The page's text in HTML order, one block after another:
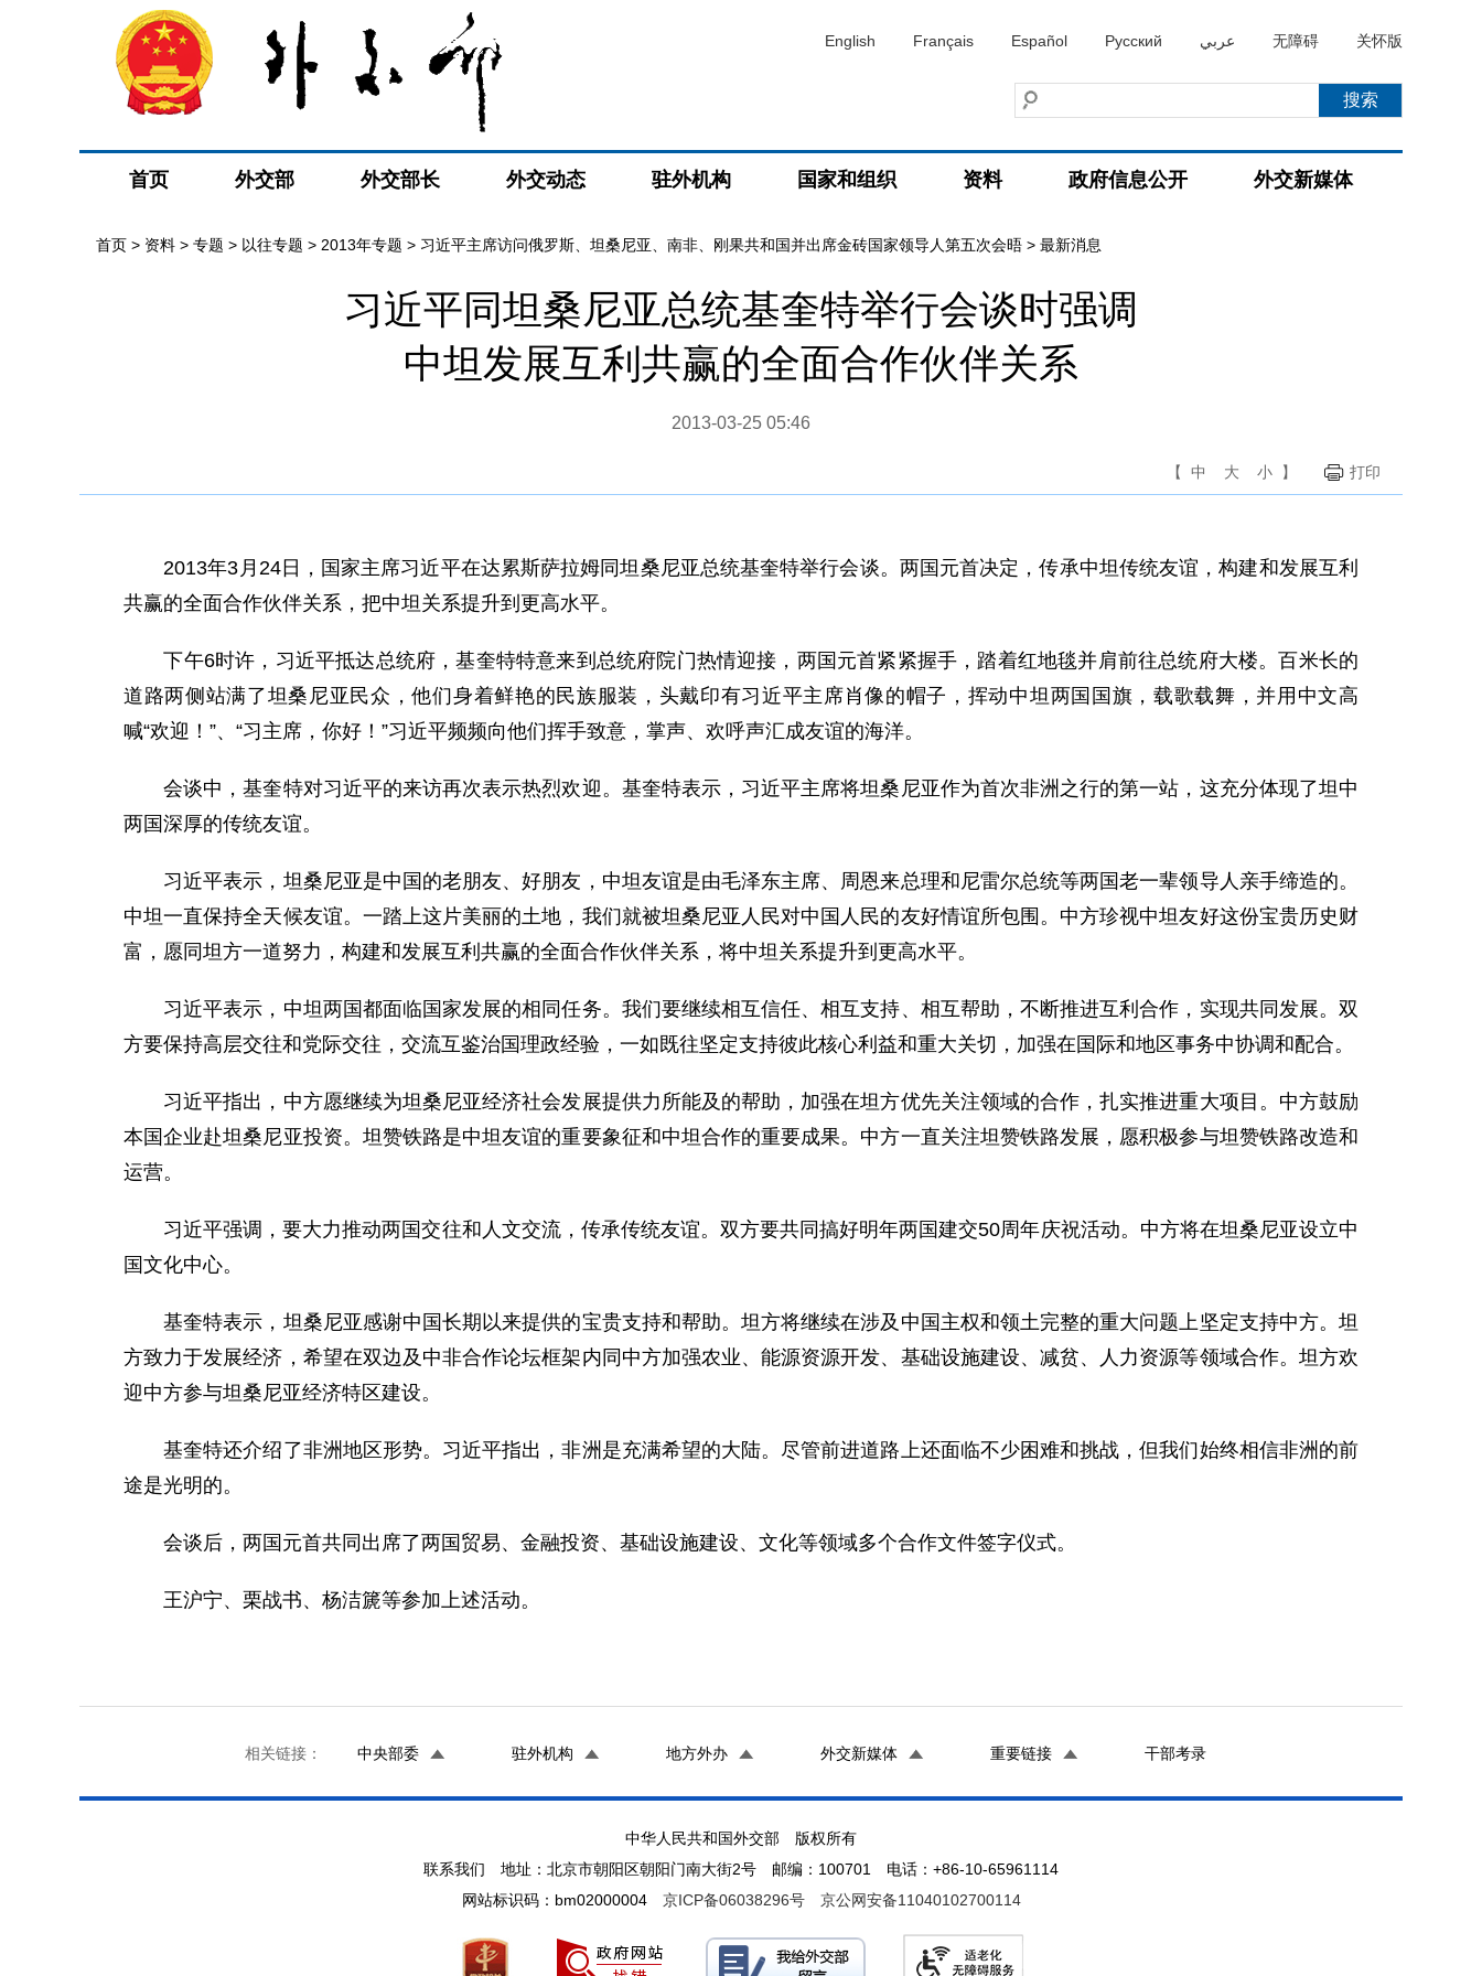
English Français Español Русский عربي 无障碍 关怀版
首页 外交部 外交部长 外交动态 驻外机构 国家和组织 资料 政府信息公开 外交新媒体
首页 > 资料 > 专题 > 以往专题 > 2013年专题 > 习近平主席访问俄罗斯、坦桑尼亚、南非、刚果共和国并出席金砖国家领导人第五次会晤 > 最新消息
习近平同坦桑尼亚总统基奎特举行会谈时强调
中坦发展互利共赢的全面合作伙伴关系
2013-03-25 05:46
【 中 大 小 】 打印
2013年3月24日，国家主席习近平在达累斯萨拉姆同坦桑尼亚总统基奎特举行会谈。两国元首决定，传承中坦传统友谊，构建和发展互利
共赢的全面合作伙伴关系，把中坦关系提升到更高水平。
下午6时许，习近平抵达总统府，基奎特特意来到总统府院门热情迎接，两国元首紧紧握手，踏着红地毯并肩前往总统府大楼。百米长的
道路两侧站满了坦桑尼亚民众，他们身着鲜艳的民族服装，头戴印有习近平主席肖像的帽子，挥动中坦两国国旗，载歌载舞，并用中文高
喊“欢迎！”、“习主席，你好！”习近平频频向他们挥手致意，掌声、欢呼声汇成友谊的海洋。
会谈中，基奎特对习近平的来访再次表示热烈欢迎。基奎特表示，习近平主席将坦桑尼亚作为首次非洲之行的第一站，这充分体现了坦中
两国深厚的传统友谊。
习近平表示，坦桑尼亚是中国的老朋友、好朋友，中坦友谊是由毛泽东主席、周恩来总理和尼雷尔总统等两国老一辈领导人亲手缔造的。
中坦一直保持全天候友谊。一踏上这片美丽的土地，我们就被坦桑尼亚人民对中国人民的友好情谊所包围。中方珍视中坦友好这份宝贵历史财
富，愿同坦方一道努力，构建和发展互利共赢的全面合作伙伴关系，将中坦关系提升到更高水平。
习近平表示，中坦两国都面临国家发展的相同任务。我们要继续相互信任、相互支持、相互帮助，不断推进互利合作，实现共同发展。双
方要保持高层交往和党际交往，交流互鉴治国理政经验，一如既往坚定支持彼此核心利益和重大关切，加强在国际和地区事务中协调和配合。
习近平指出，中方愿继续为坦桑尼亚经济社会发展提供力所能及的帮助，加强在坦方优先关注领域的合作，扎实推进重大项目。中方鼓励
本国企业赴坦桑尼亚投资。坦赞铁路是中坦友谊的重要象征和中坦合作的重要成果。中方一直关注坦赞铁路发展，愿积极参与坦赞铁路改造和
运营。
习近平强调，要大力推动两国交往和人文交流，传承传统友谊。双方要共同搞好明年两国建交50周年庆祝活动。中方将在坦桑尼亚设立中
国文化中心。
基奎特表示，坦桑尼亚感谢中国长期以来提供的宝贵支持和帮助。坦方将继续在涉及中国主权和领土完整的重大问题上坚定支持中方。坦
方致力于发展经济，希望在双边及中非合作论坛框架内同中方加强农业、能源资源开发、基础设施建设、减贫、人力资源等领域合作。坦方欢
迎中方参与坦桑尼亚经济特区建设。
基奎特还介绍了非洲地区形势。习近平指出，非洲是充满希望的大陆。尽管前进道路上还面临不少困难和挑战，但我们始终相信非洲的前
途是光明的。
会谈后，两国元首共同出席了两国贸易、金融投资、基础设施建设、文化等领域多个合作文件签字仪式。
王沪宁、栗战书、杨洁篪等参加上述活动。
相关链接： 中央部委 驻外机构 地方外办 外交新媒体 重要链接 干部考录
中华人民共和国外交部 版权所有
联系我们 地址：北京市朝阳区朝阳门南大街2号 邮编：100701 电话：+86-10-65961114
网站标识码：bm02000004 京ICP备06038296号 京公网安备11040102700114